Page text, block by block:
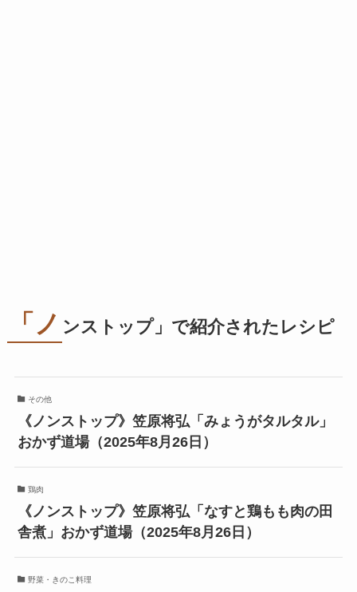
「ノ ンストップ」で紹介されたレシピ
その他
《ノンストップ》笠原将弘「みょうがタルタル」
おかず道場（2025年8月26日）
鶏肉
《ノンストップ》笠原将弘「なすと鶏もも肉の田
舎煮」おかず道場（2025年8月26日）
野菜・きのこ料理